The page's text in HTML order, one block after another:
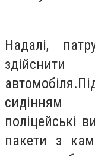
Надалі,
здійснити
сидінням
поліцейські
пакети з